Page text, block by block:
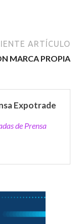
ARTÍCULO
MARCA PROPIA
Expotrade
de Prensa